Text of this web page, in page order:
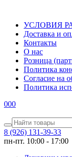
УСЛОВИЯ
Доставка и
Контакты
О наc
Розница
Политика
Согласие на
Политика
000
8 (926) 131-39-33
пн-пт. 10:00 - 17:00